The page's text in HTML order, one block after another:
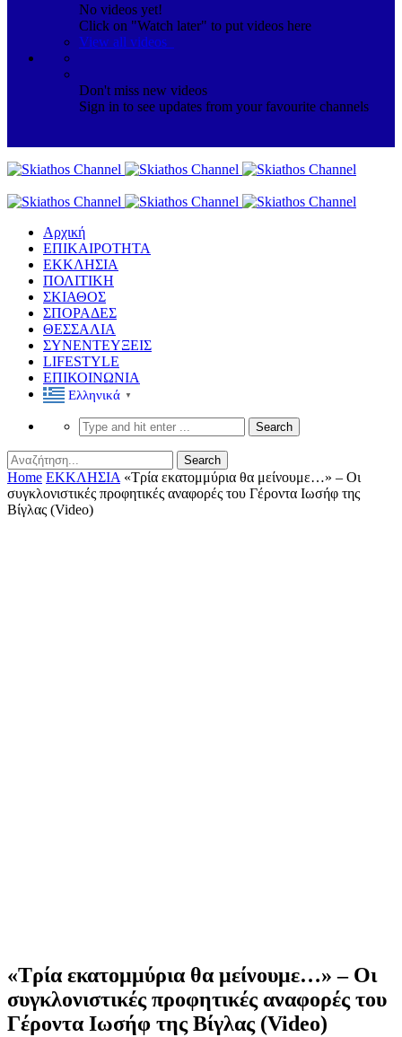
No videos yet!
Click on "Watch later" to put videos here
View all videos
Don't miss new videos
Sign in to see updates from your favourite channels
Αρχική
ΕΠΙΚΑΙΡΟΤΗΤΑ
ΕΚΚΛΗΣΙΑ
ΠΟΛΙΤΙΚΗ
ΣΚΙΑΘΟΣ
ΣΠΟΡΑΔΕΣ
ΘΕΣΣΑΛΙΑ
ΣΥΝΕΝΤΕΥΞΕΙΣ
LIFESTYLE
ΕΠΙΚΟΙΝΩΝΙΑ
Ελληνικά ▼
Home ΕΚΚΛΗΣΙΑ «Τρία εκατομμύρια θα μείνουμε…» – Οι
συγκλονιστικές προφητικές αναφορές του Γέροντα Ιωσήφ της
Βίγλας (Video)
«Τρία εκατομμύρια θα μείνουμε…» – Οι
συγκλονιστικές προφητικές αναφορές του
Γέροντα Ιωσήφ της Βίγλας (Video)